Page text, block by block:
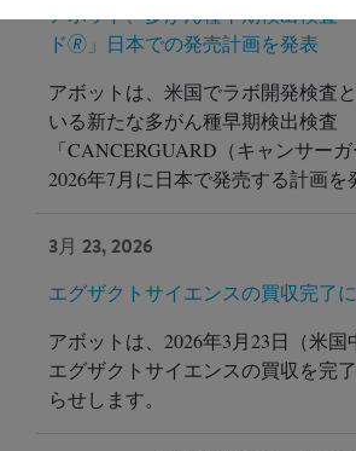
アボット、多がん種早期検出検査
ド🄬」日本での発売計画を発表
アボットは、米国でラボ開発検査
いる新たな多がん種早期検出検査
「CANCERGUARD（キャンサー
2026年7月に日本で発売する計画を
3月 23, 2026
エグザクトサイエンスの買収完了
アボットは、2026年3月23日（米
エグザクトサイエンスの買収を完
らせします。